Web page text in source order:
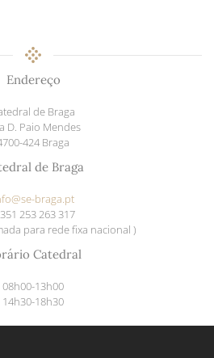
Endereço
de Braga
D. Paio Mendes
424 Braga
de Braga
braga.pt
253 263 317
para rede fixa nacional )
Catedral
08h00-13h00
14h30-18h30